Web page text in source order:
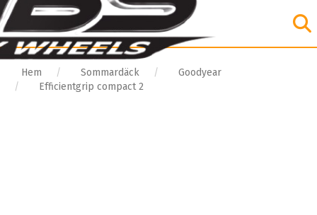
Hem Sommardäck
Goodyear
Efficientgrip compact 2